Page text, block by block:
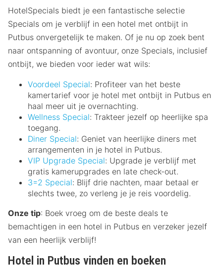
HotelSpecials biedt je een fantastische selectie
Specials om je verblijf in een hotel met ontbijt in
Putbus onvergetelijk te maken. Of je nu op zoek bent
naar ontspanning of avontuur, onze Specials, inclusief
ontbijt, we bieden voor ieder wat wils:
Voordeel Special: Profiteer van het beste
kamertarief voor je hotel met ontbijt in Putbus en
haal meer uit je overnachting.
Wellness Special: Trakteer jezelf op heerlijke spa
toegang.
Diner Special: Geniet van heerlijke diners met
arrangementen in je hotel in Putbus.
VIP Upgrade Special: Upgrade je verblijf met
gratis kamerupgrades en late check-out.
3=2 Special: Blijf drie nachten, maar betaal er
slechts twee, zo verleng je je reis voordelig.
Onze tip: Boek vroeg om de beste deals te
bemachtigen in een hotel in Putbus en verzeker jezelf
van een heerlijk verblijf!
Hotel in Putbus vinden en boeken